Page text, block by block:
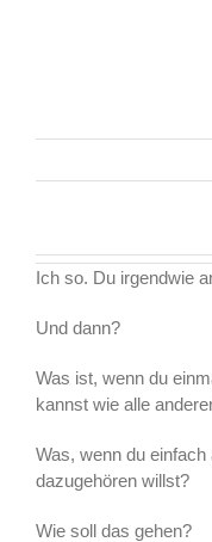
Ich so. Du irgendwie
Und dann?
Was ist, wenn du
kannst wie alle
Was, wenn du
dazugehören willst?
Wie soll das gehen?